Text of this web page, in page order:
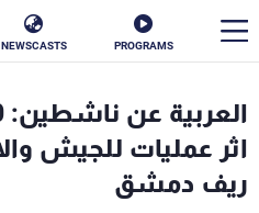
PROGRAMS
NEWSCASTS
اثر عمليات للجيش
ريف دمشق
الأخبار
سياسة